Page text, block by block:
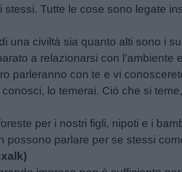
stessi. Tutte le cose sono legate
una civiltà sia quanto alti sono i
a relazionarsi con l’ambiente
parleranno con te e vi
lo temerai. Ciò che si
per i nostri figli, nipoti e i
possono parlare per se stessi